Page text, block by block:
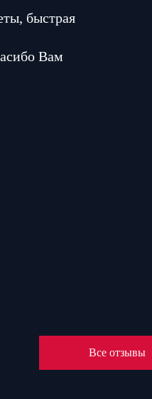
быстрая
Вам
Все отзывы